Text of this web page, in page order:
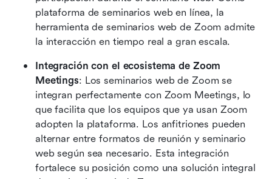
plataforma de seminarios web en línea, la
herramienta de seminarios web de Zoom admite
la interacción en tiempo real a gran escala.
Integración con el ecosistema de Zoom
Meetings: Los seminarios web de Zoom se
integran perfectamente con Zoom Meetings, lo
que facilita que los equipos que ya usan Zoom
adopten la plataforma. Los anfitriones pueden
alternar entre formatos de reunión y seminario
web según sea necesario. Esta integración
fortalece su posición como una solución integral